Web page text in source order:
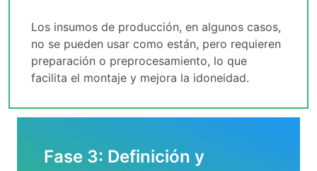
Los insumos de producción, en algunos casos,
no se pueden usar como están, pero requieren
preparación o preprocesamiento, lo que
facilita el montaje y mejora la idoneidad.
Fase 3: Definición y